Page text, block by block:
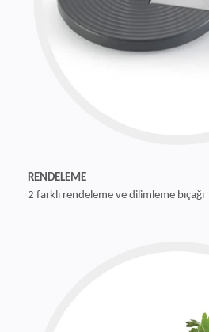
RENDELEME
2 farklı rendeleme ve dilimleme bıçağı